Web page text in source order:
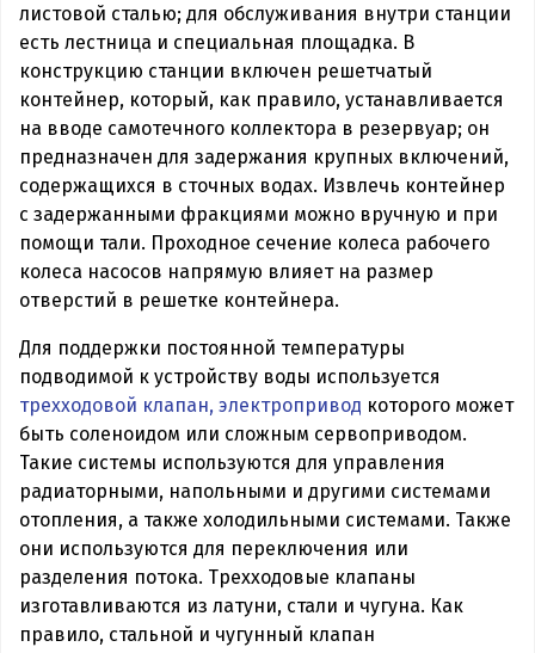
листовой сталью; для обслуживания внутри станции
есть лестница и специальная площадка. В
конструкцию станции включен решетчатый
контейнер, который, как правило, устанавливается
на вводе самотечного коллектора в резервуар; он
предназначен для задержания крупных включений,
содержащихся в сточных водах. Извлечь контейнер
с задержанными фракциями можно вручную и при
помощи тали. Проходное сечение колеса рабочего
колеса насосов напрямую влияет на размер
отверстий в решетке контейнера.
Для поддержки постоянной температуры
подводимой к устройству воды используется
трехходовой клапан, электропривод которого может
быть соленоидом или сложным сервоприводом.
Такие системы используются для управления
радиаторными, напольными и другими системами
отопления, а также холодильными системами. Также
они используются для переключения или
разделения потока. Трехходовые клапаны
изготавливаются из латуни, стали и чугуна. Как
правило, стальной и чугунный клапан